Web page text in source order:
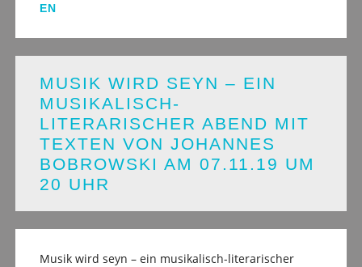
EN
MUSIK WIRD SEYN – EIN
MUSIKALISCH-
LITERARISCHER ABEND MIT
TEXTEN VON JOHANNES
BOBROWSKI AM 07.11.19 UM
20 UHR
Musik wird seyn – ein musikalisch-literarischer